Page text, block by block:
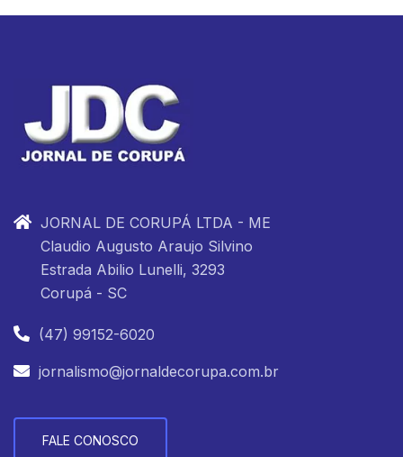
JORNAL DE CORUPÁ LTDA - ME
Claudio Augusto Araujo Silvino
Estrada Abilio Lunelli, 3293
Corupá - SC
(47) 99152-6020
jornalismo@jornaldecorupa.com.br
FALE CONOSCO